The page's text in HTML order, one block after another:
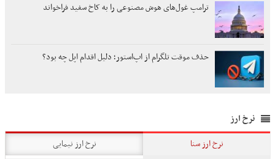
ترامپ غول‌های هوش مصنوعی را به کاخ سفید فراخواند
حذف موقت تلگرام از اپ‌استور؛ دلیل اقدام اپل چه بود؟
نرخ ارز
نرخ ارز سنا
نرخ ارز نیمایی